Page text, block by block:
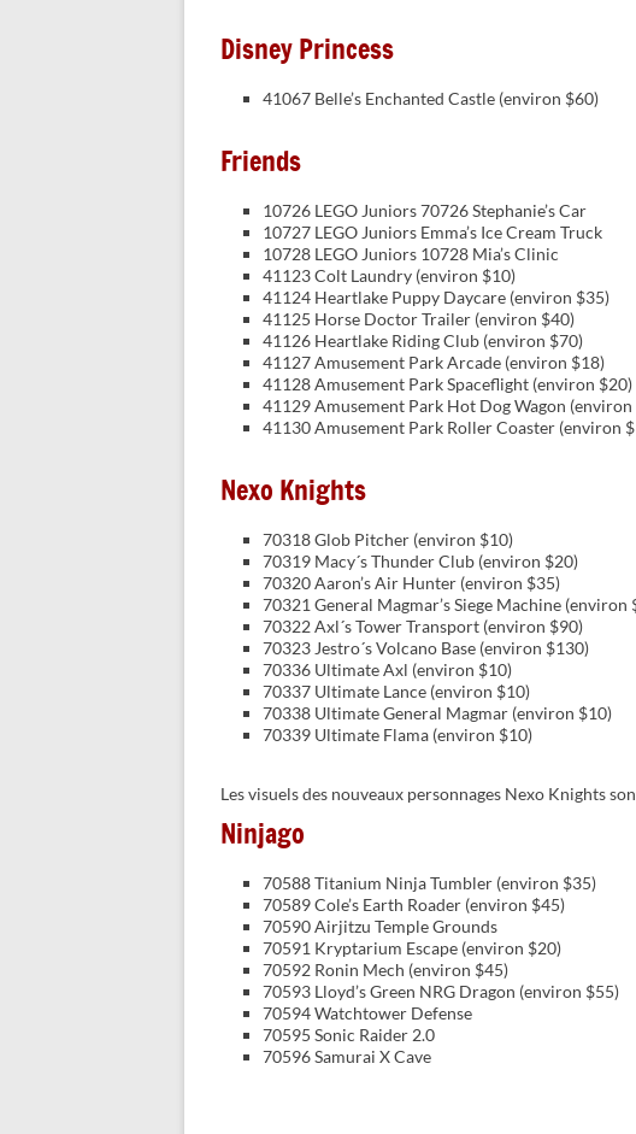
Disney Princess
41067 Belle’s Enchanted Castle (environ $60)
Friends
10726 LEGO Juniors 70726 Stephanie’s Car
10727 LEGO Juniors Emma’s Ice Cream Truck
10728 LEGO Juniors 10728 Mia’s Clinic
41123 Colt Laundry (environ $10)
41124 Heartlake Puppy Daycare (environ $35)
41125 Horse Doctor Trailer (environ $40)
41126 Heartlake Riding Club (environ $70)
41127 Amusement Park Arcade (environ $18)
41128 Amusement Park Spaceflight (environ $20)
41129 Amusement Park Hot Dog Wagon (environ
41130 Amusement Park Roller Coaster (environ
Nexo Knights
70318 Glob Pitcher (environ $10)
70319 Macy´s Thunder Club (environ $20)
70320 Aaron’s Air Hunter (environ $35)
70321 General Magmar’s Siege Machine (environ
70322 Axl´s Tower Transport (environ $90)
70323 Jestro´s Volcano Base (environ $130)
70336 Ultimate Axl (environ $10)
70337 Ultimate Lance (environ $10)
70338 Ultimate General Magmar (environ $10)
70339 Ultimate Flama (environ $10)
Les visuels des nouveaux personnages Nexo Knights
Ninjago
70588 Titanium Ninja Tumbler (environ $35)
70589 Cole’s Earth Roader (environ $45)
70590 Airjitzu Temple Grounds
70591 Kryptarium Escape (environ $20)
70592 Ronin Mech (environ $45)
70593 Lloyd’s Green NRG Dragon (environ $55)
70594 Watchtower Defense
70595 Sonic Raider 2.0
70596 Samurai X Cave